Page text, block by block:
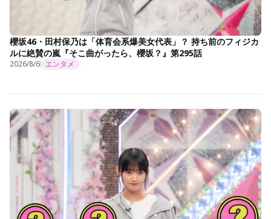
櫻坂46・田村保乃は「体育会系爆美女代表」？ 持ち前のフィジカ
ルに絶賛の嵐『そこ曲がったら、櫻坂？』第295話
2026/8/6 エンタメ